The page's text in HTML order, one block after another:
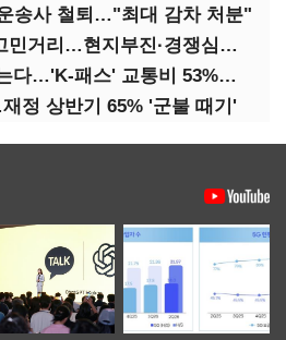
송사 철퇴…"최대 감차 처분"
'중화권 리스크'도 고민거리…현지부진·경쟁심화·양안냉각
대중교통비 돌려받는다…'K-패스' 교통비 53%까지 환급
정 상반기 65% '군불 때기'